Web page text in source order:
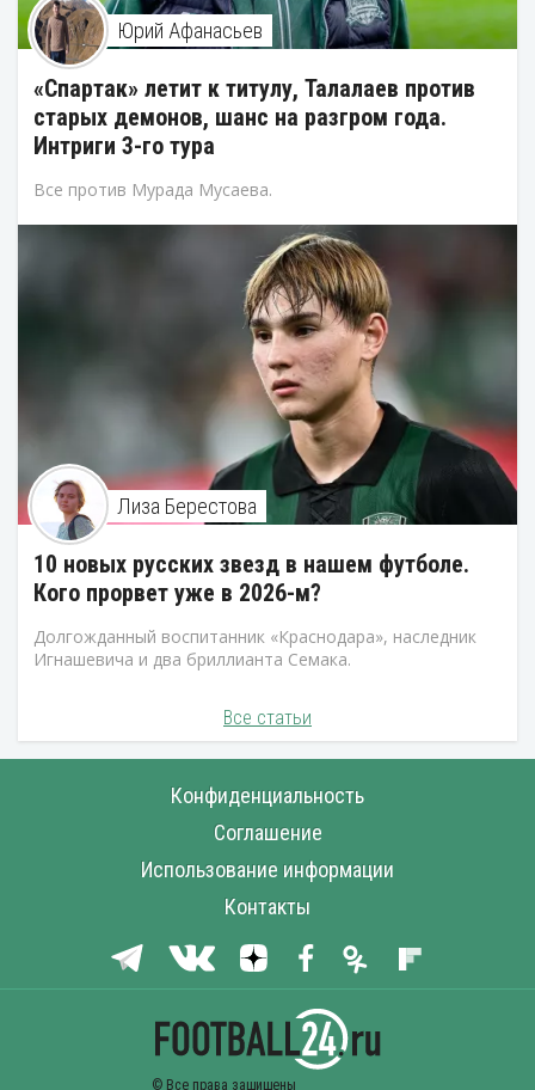
Юрий Афанасьев
«Спартак» летит к титулу, Талалаев против
старых демонов, шанс на разгром года.
Интриги 3-го тура
Все против Мурада Мусаева.
Лиза Берестова
10 новых русских звезд в нашем футболе.
Кого прорвет уже в 2026-м?
Долгожданный воспитанник «Краснодара», наследник
Игнашевича и два бриллианта Семака.
Все статьи
Конфиденциальность
Соглашение
Использование информации
Контакты